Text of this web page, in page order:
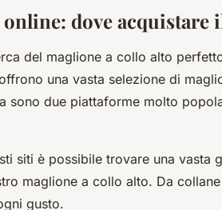
dove acquistare
del maglione a collo alto
una vasta selezione di
sono due piattaforme molto
siti è possibile trovare una vasta
maglione a collo alto. Da
gusto.